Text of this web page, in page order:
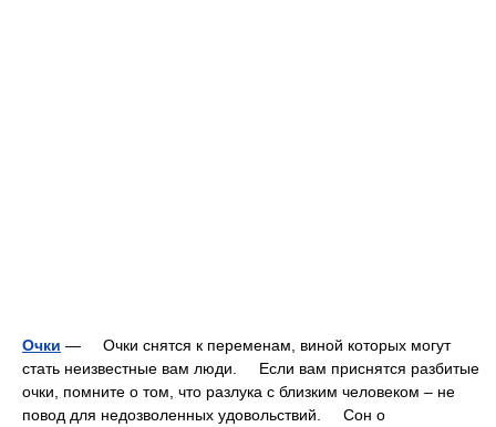
Очки — Очки снятся к переменам, виной которых могут
стать неизвестные вам люди. Если вам приснятся разбитые
очки, помните о том, что разлука с близким человеком – не
повод для недозволенных удовольствий. Сон о